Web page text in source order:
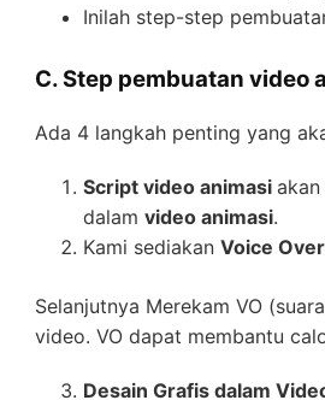
Inilah step-step
C. Step pembuatan video
Ada 4 langkah penting yang
Script video animasi
dalam video animasi.
Kami sediakan Voice
Selanjutnya Merekam VO
video. VO dapat membantu
Desain Grafis dalam